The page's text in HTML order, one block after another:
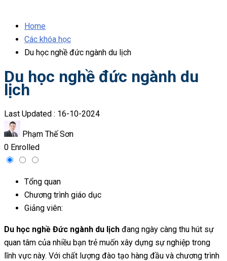
Home
Các khóa học
Du học nghề đức ngành du lịch
Du học nghề đức ngành du
lịch
Last Updated : 16-10-2024
Phạm Thế Sơn
0 Enrolled
Tổng quan
Chương trình giáo dục
Giảng viên:
Du học nghề Đức ngành du lịch đang ngày càng thu hút sự
quan tâm của nhiều bạn trẻ muốn xây dựng sự nghiệp trong
lĩnh vực này. Với chất lượng đào tạo hàng đầu và chương trình